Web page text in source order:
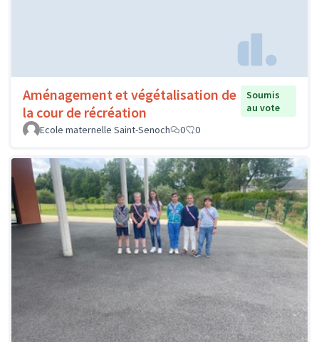
Aménagement et végétalisation de
la cour de récréation
Soumis
au vote
Ecole maternelle Saint-Senoch
0 0